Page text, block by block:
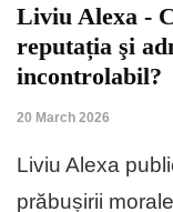
Liviu Alexa -
reputația şi
incontrolabil?
20 March 2026
Liviu Alexa
prăbușirii